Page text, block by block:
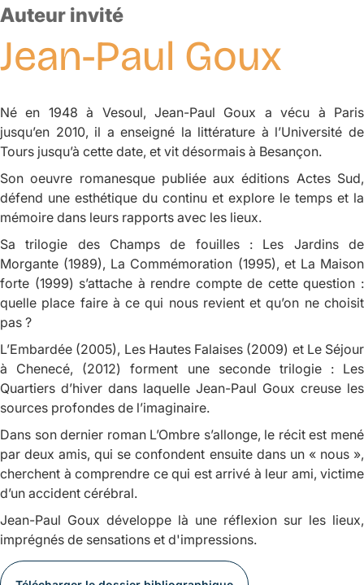
Auteur invité
Jean-Paul Goux
Né en 1948 à Vesoul, Jean-Paul Goux a vécu à Paris
jusqu’en 2010, il a enseigné la littérature à l’Université de
Tours jusqu’à cette date, et vit désormais à Besançon.
Son oeuvre romanesque publiée aux éditions Actes Sud,
défend une esthétique du continu et explore le temps et la
mémoire dans leurs rapports avec les lieux.
Sa trilogie des Champs de fouilles: Les Jardins de
Morgante (1989), La Commémoration (1995), et La Maison
forte (1999) s’attache à rendre compte de cette question :
quelle place faire à ce qui nous revient et qu’on ne choisit
pas ?
L’Embardée (2005), Les Hautes Falaises (2009) et Le Séjour
à Chenecé, (2012) forment une seconde trilogie : Les
Quartiers d’hiver dans laquelle Jean-Paul Goux creuse les
sources profondes de l’imaginaire.
Dans son dernier roman L’Ombre s’allonge, le récit est mené
par deux amis, qui se confondent ensuite dans un « nous »,
cherchent à comprendre ce qui est arrivé à leur ami, victime
d’un accident cérébral.
Jean-Paul Goux développe là une réflexion sur les lieux,
imprégnés de sensations et d'impressions.